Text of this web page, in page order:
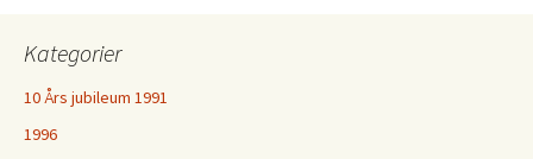
Kategorier
10 Års jubileum 1991
1996